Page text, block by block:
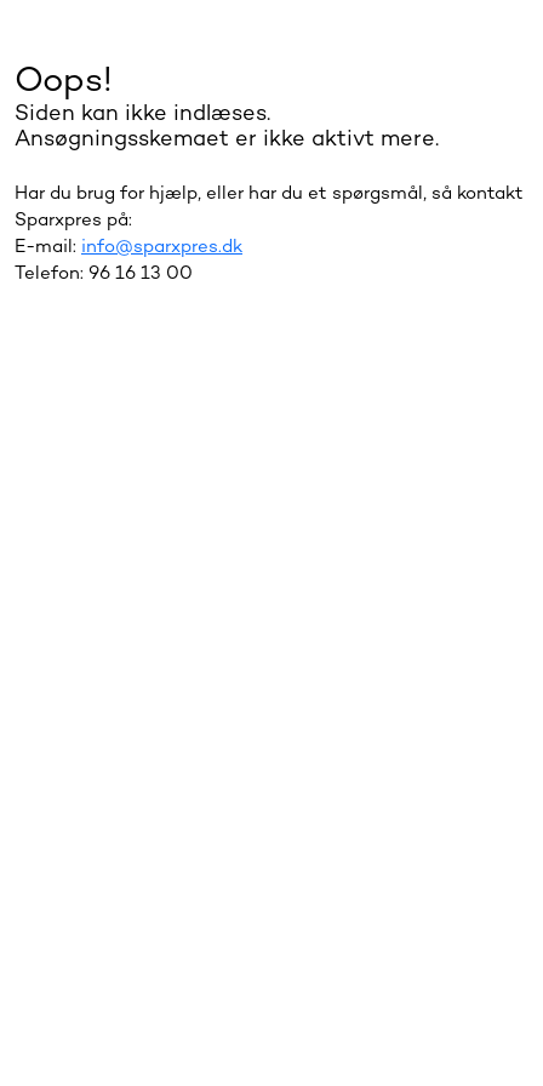
Oops!
Siden kan ikke indlæses.
Ansøgningsskemaet er ikke aktivt mere.
Har du brug for hjælp, eller har du et spørgsmål, så kontakt
Sparxpres på:
E-mail: info@sparxpres.dk
Telefon: 96 16 13 00